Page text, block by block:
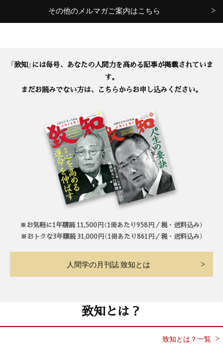
その他のメルマガご案内はこちら
『致知』には毎号、あなたの人間力を高める記事が掲載されていま
す。
まだお読みでない方は、こちらからお申し込みください。
※お気軽に1年購読 11,500円（1冊あたり958円／税・送料込み）
※おトクな3年購読 31,000円（1冊あたり861円／税・送料込み）
人間学の月刊誌 致知とは
致知とは？
致知とは？一覧